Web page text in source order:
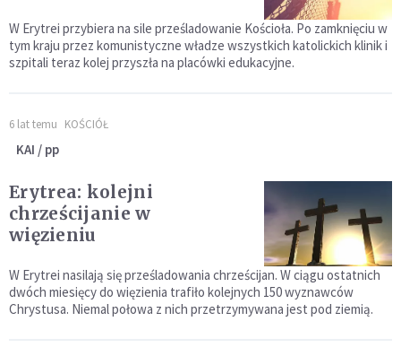
W Erytrei przybiera na sile prześladowanie Kościoła. Po zamknięciu w
tym kraju przez komunistyczne władze wszystkich katolickich klinik i
szpitali teraz kolej przyszła na placówki edukacyjne.
6 lat temu KOŚCIÓŁ
KAI / pp
Erytrea: kolejni
chrześcijanie w
więzieniu
W Erytrei nasilają się prześladowania chrześcijan. W ciągu ostatnich
dwóch miesięcy do więzienia trafiło kolejnych 150 wyznawców
Chrystusa. Niemal połowa z nich przetrzymywana jest pod ziemią.